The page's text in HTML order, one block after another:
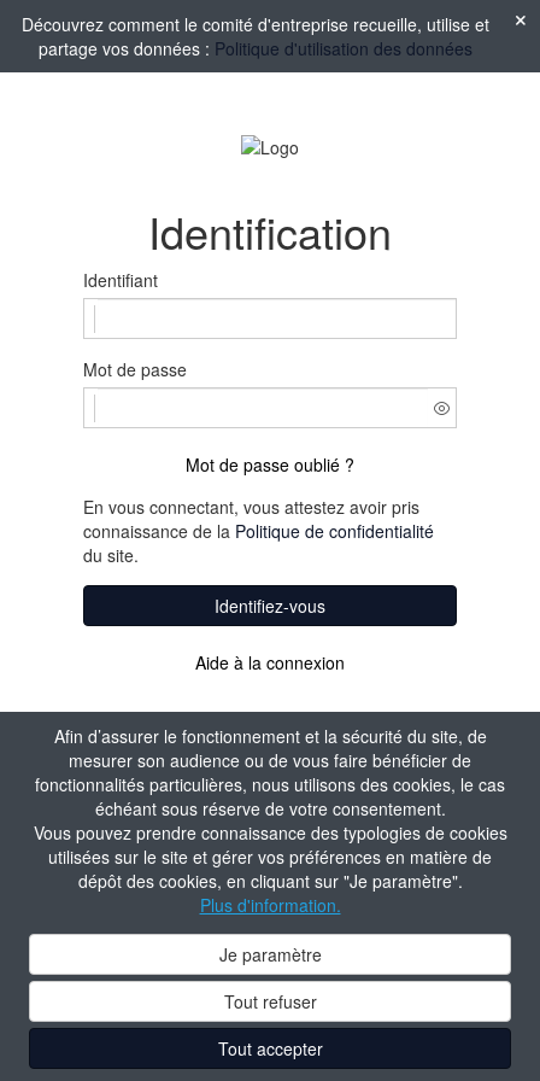
Afin d’assurer le fonctionnement et la sécurité du site, de
mesurer son audience ou de vous faire bénéficier de
fonctionnalités particulières, nous utilisons des cookies, le cas
échéant sous réserve de votre consentement.
Vous pouvez prendre connaissance des typologies de cookies
utilisées sur le site et gérer vos préférences en matière de
dépôt des cookies, en cliquant sur "Je paramètre".
Plus d'information.
Je paramètre
Tout refuser
Tout accepter
Découvrez comment le comité d'entreprise recueille, utilise et
partage vos données : Politique d'utilisation des données
Identification
Identifiant
Mot de passe
Mot de passe oublié ?
En vous connectant, vous attestez avoir pris
connaissance de la Politique de confidentialité
du site.
Identifiez-vous
Aide à la connexion